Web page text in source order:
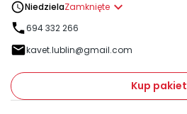
Ubezpieczenie psa i kota
Benefit dla firm
NiedzielaZamknięte
694 332 266
kavet.lublin@gmail.com
Kup pakiet